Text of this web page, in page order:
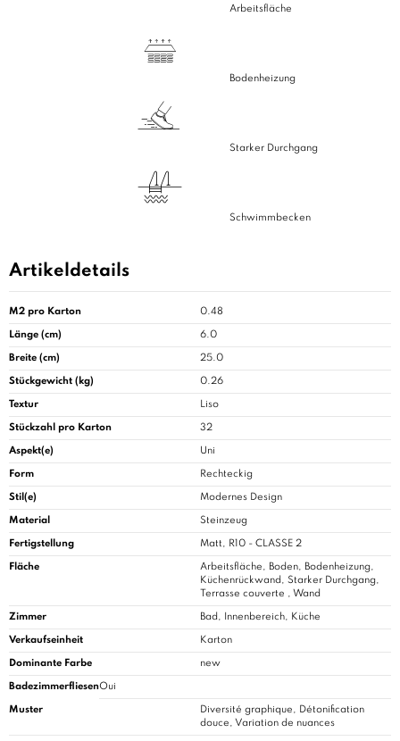
Arbeitsfläche
Bodenheizung
Starker Durchgang
Schwimmbecken
Artikeldetails
M2 pro Karton 0.48
Länge (cm) 6.0
Breite (cm) 25.0
Stückgewicht (kg) 0.26
Textur Liso
Stückzahl pro Karton 32
Aspekt(e) Uni
Form Rechteckig
Stil(e) Modernes Design
Material Steinzeug
Fertigstellung Matt, R10 - CLASSE 2
Fläche
Arbeitsfläche, Boden, Bodenheizung,
Küchenrückwand, Starker Durchgang,
Terrasse couverte , Wand
Zimmer Bad, Innenbereich, Küche
Verkaufseinheit Karton
Dominante Farbe new
BadezimmerfliesenOui
Muster
Diversité graphique, Détonification
douce, Variation de nuances